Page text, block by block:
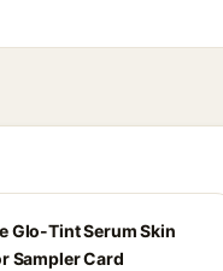
Glo-Tint Serum Skin
Sampler Card